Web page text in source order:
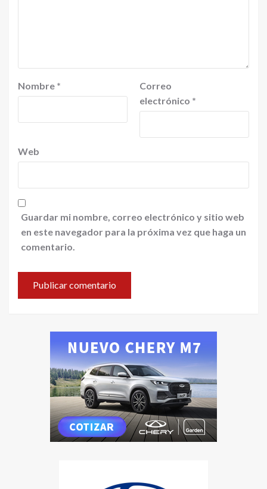
Nombre *
Correo
electrónico *
Web
Guardar mi nombre, correo electrónico y sitio web
en este navegador para la próxima vez que haga un
comentario.